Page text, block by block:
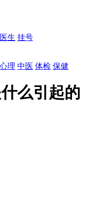
医生 挂号
心理 中医 体检 保健
么引起的